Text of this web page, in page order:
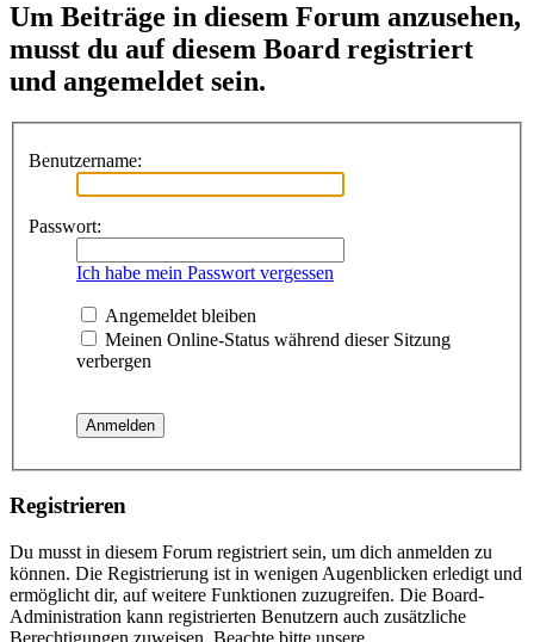
Um Beiträge in diesem Forum anzusehen,
musst du auf diesem Board registriert
und angemeldet sein.
Benutzername:
Passwort:
Ich habe mein Passwort vergessen
Angemeldet bleiben
Meinen Online-Status während dieser Sitzung
verbergen
Registrieren
Du musst in diesem Forum registriert sein, um dich anmelden zu
können. Die Registrierung ist in wenigen Augenblicken erledigt und
ermöglicht dir, auf weitere Funktionen zuzugreifen. Die Board-
Administration kann registrierten Benutzern auch zusätzliche